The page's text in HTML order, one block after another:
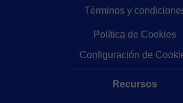
Términos y
Política de Cookies
Configuración de
Recursos